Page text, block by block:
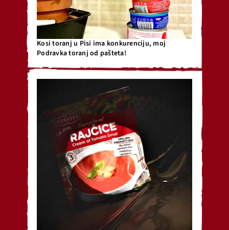
Kosi toranj u Pisi ima konkurenciju, moj
Podravka toranj od pašteta!